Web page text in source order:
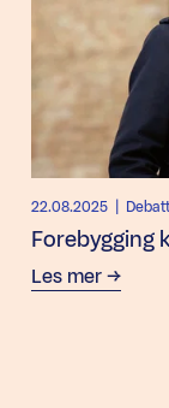
22.08.2025 | Debatt
Forebygging
Les mer